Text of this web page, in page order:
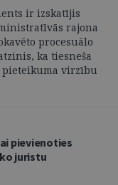
ir izskatījis
rajona
procesuālo
ka tiesneša
virzību
pievienoties
juristu